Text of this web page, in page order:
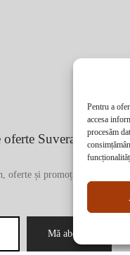
Pentru a
accesa
procesăm
oferte Suveran SRL
oferte și promoții de nerefuzat.